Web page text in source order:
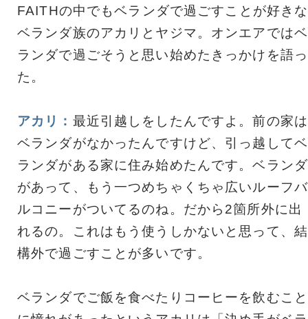
FAITHの中でもベランダで過ごすことが好きな
ベランダ族のアカリとヤジマ。オンエアではベ
ランダで過ごそうと思い始めたきっかけを語っ
た。
アカリ： 最近引越しをしたんですよ。前の家は
ベランダがなかったんですけど、引っ越してベ
ランダがある家に住み始めたんです。ベランダ
があって、もう一つめちゃくちゃ広いルーフバ
ルコニーがついてるのね。だから2箇所外に出
れるの。これはもう使うしかないと思って、結
構外で過ごすことが多いです。
ベランダでご飯を食べたりコーヒーを飲むこと